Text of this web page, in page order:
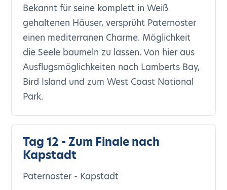
Bekannt für seine komplett in Weiß
gehaltenen Häuser, versprüht Paternoster
einen mediterranen Charme. Möglichkeit
die Seele baumeln zu lassen. Von hier aus
Ausflugsmöglichkeiten nach Lamberts Bay,
Bird Island und zum West Coast National
Park.
Tag 12 - Zum Finale nach
Kapstadt
Paternoster - Kapstadt